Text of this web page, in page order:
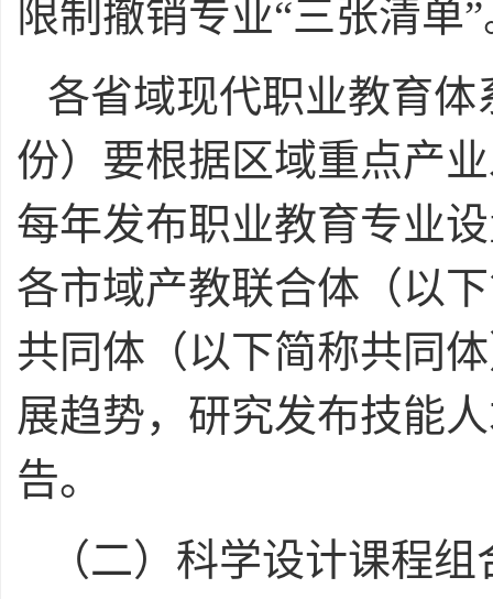
限制撤销专业“三张清单
各省域现代职业教育
份）要根据区域重点产
每年发布职业教育专业
各市域产教联合体（以
共同体（以下简称共同
展趋势，研究发布技能
告。
（二）科学设计课程